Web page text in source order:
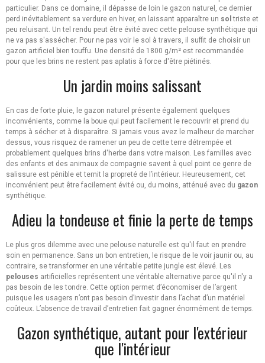
particulier. Dans ce domaine, il dépasse de loin le gazon naturel, ce dernier
perd inévitablement sa verdure en hiver, en laissant apparaître un sol triste et
peu reluisant. Un tel rendu peut être évité avec cette pelouse synthétique qui
ne va pas s'assécher. Pour ne pas voir le sol à travers, il suffit de choisir un
gazon artificiel bien touffu. Une densité de 1800 g/m² est recommandée
pour que les brins ne restent pas aplatis à force d'être piétinés.
Un jardin moins salissant
En cas de forte pluie, le gazon naturel présente également quelques
inconvénients, comme la boue qui peut facilement le recouvrir et prend du
temps à sécher et à disparaître. Si jamais vous avez le malheur de marcher
dessus, vous risquez de ramener un peu de cette terre détrempée et
probablement quelques brins d'herbe dans votre maison. Les familles avec
des enfants et des animaux de compagnie savent à quel point ce genre de
salissure est pénible et ternit la propreté de l’intérieur. Heureusement, cet
inconvénient peut être facilement évité ou, du moins, atténué avec du gazon
synthétique.
Adieu la tondeuse et finie la perte de temps
Le plus gros dilemme avec une pelouse naturelle est qu'il faut en prendre
soin en permanence. Sans un bon entretien, le risque de le voir jaunir ou, au
contraire, se transformer en une véritable petite jungle est élevé. Les
pelouses artificielles représentent une véritable alternative parce qu'il n'y a
pas besoin de les tondre. Cette option permet d’économiser de l’argent
puisque les usagers n’ont pas besoin d’investir dans l’achat d’un matériel
coûteux. L’absence de travail d’entretien fait gagner énormément de temps.
Gazon synthétique, autant pour l'extérieur
que l'intérieur